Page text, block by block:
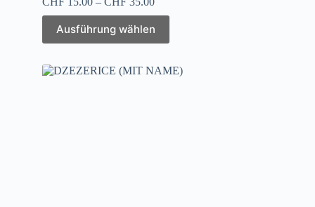
Ausführung wählen